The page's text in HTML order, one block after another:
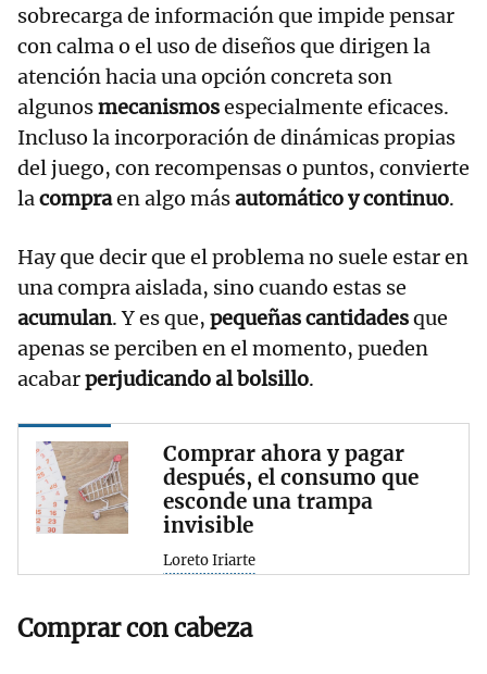
sobrecarga de información que impide pensar
con calma o el uso de diseños que dirigen la
atención hacia una opción concreta son
algunosmecanismosespecialmente eficaces.
Incluso la incorporación de dinámicas propias
del juego, con recompensas o puntos, convierte
lacompraen algo másautomático y continuo.
Hay que decir que el problema no suele estar en
una compra aislada, sino cuando estas se
acumulan. Y es que, pequeñas cantidadesque
apenas se perciben en el momento, pueden
acabarperjudicando al bolsillo.
Comprar ahora y pagar
después, el consumo que
esconde una trampa
invisible
Loreto Iriarte
Comprar con cabeza